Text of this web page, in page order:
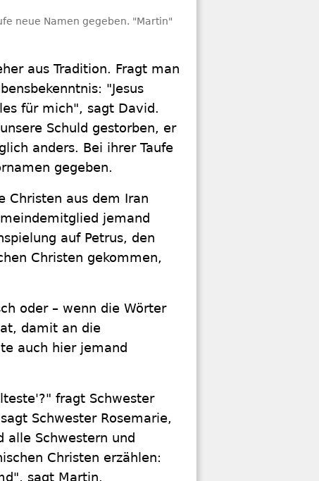
neue Namen gegeben. "Martin"
aus Tradition. Fragt man
"Jesus
für mich", sagt David.
Schuld gestorben, er
anders. Bei ihrer Taufe
gegeben.
Christen aus dem Iran
jemand
auf Petrus, den
Christen gekommen,
oder – wenn die Wörter
damit an die
auch hier jemand
fragt Schwester
Schwester Rosemarie,
alle Schwestern und
Christen erzählen:
sagt Martin.